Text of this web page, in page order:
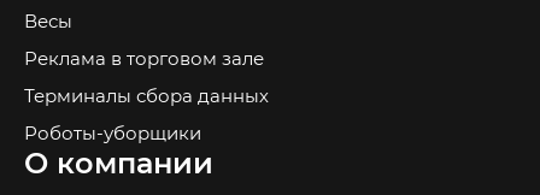
Весы
Реклама в торговом зале
Терминалы сбора данных
Роботы-уборщики
О компании